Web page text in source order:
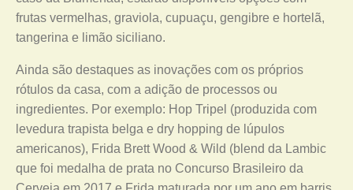
frutas vermelhas, graviola, cupuaçu, gengibre e hortelã,
tangerina e limão siciliano.
Ainda são destaques as inovações com os próprios
rótulos da casa, com a adição de processos ou
ingredientes. Por exemplo: Hop Tripel (produzida com
levedura trapista belga e dry hopping de lúpulos
americanos), Frida Brett Wood & Wild (blend da Lambic
que foi medalha de prata no Concurso Brasileiro da